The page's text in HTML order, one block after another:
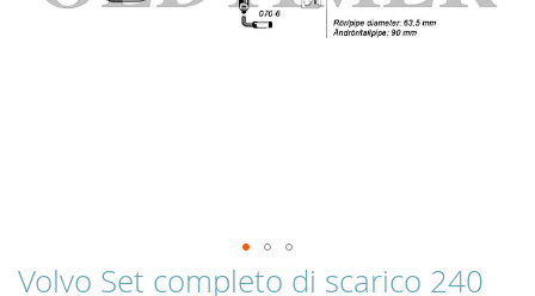
Skip
Volvo Set completo di scarico 240